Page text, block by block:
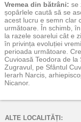
Vremea din bătrâni: se
șopârlele caută să se
acest lucru e semn clar
următoare. În schimb,
la razele soarelui cât e
în privința evoluției
perioada următoare.
Cuvioasă Teodora de la
Zugravul, pe Sfântul
Ierarh Narcis,
Nicanor.
ALTE LOCALITĂȚI: